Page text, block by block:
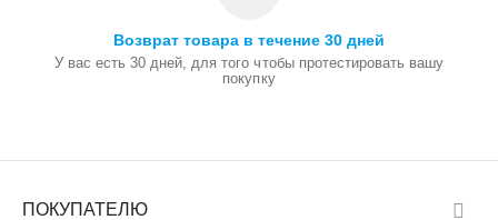
Возврат товара в течение 30 дней
У вас есть 30 дней, для того чтобы протестировать вашу
покупку
ПОКУПАТЕЛЮ